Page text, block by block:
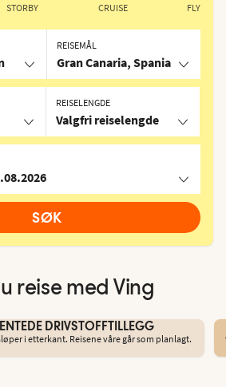
STORBY CRUISE FLY
REISEMÅL
Gran Canaria, Spania
REISELENGDE
Valgfri reiselengde
SØK
reise med Ving
DRIVSTOFFTILLEGG
i etterkant. Reisene våre går som planlagt.